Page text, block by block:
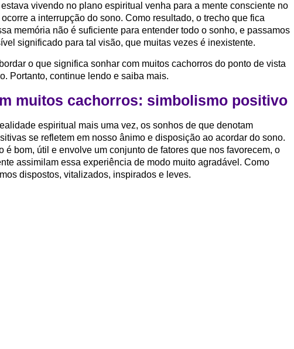
vivendo no plano espiritual venha para a mente consciente no
a interrupção do sono. Como resultado, o trecho que fica
memória não é suficiente para entender todo o sonho, e passamos
significado para tal visão, que muitas vezes é inexistente.
o que significa sonhar com muitos cachorros do ponto de vista
Portanto, continue lendo e saiba mais.
muitos cachorros: simbolismo positivo
espiritual mais uma vez, os sonhos de que denotam
se refletem em nosso ânimo e disposição ao acordar do sono.
é bom, útil e envolve um conjunto de fatores que nos favorecem, o
assimilam essa experiência de modo muito agradável. Como
dispostos, vitalizados, inspirados e leves.